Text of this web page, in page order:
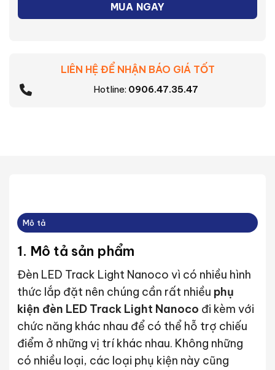
MUA NGAY
LIÊN HỆ ĐỂ NHẬN BÁO GIÁ TỐT
Hotline: 0906.47.35.47
Mô tả
1. Mô tả sản phẩm
Đèn LED Track Light Nanoco vì có nhiều hình
thức lắp đặt nên chúng cần rất nhiều phụ
kiện đèn LED Track Light Nanoco đi kèm với
chức năng khác nhau để có thể hỗ trợ chiếu
điểm ở những vị trí khác nhau. Không những
có nhiều loại, các loại phụ kiện này cũng